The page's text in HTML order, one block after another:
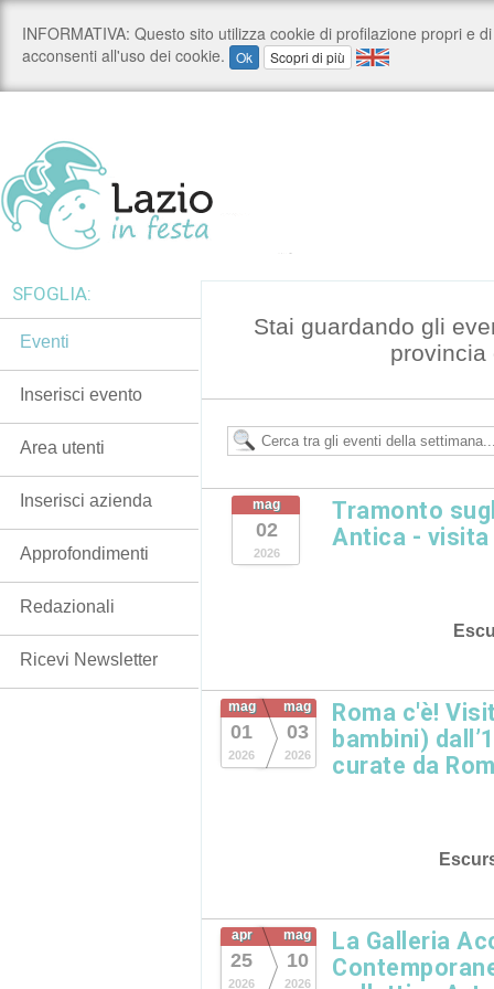
Stai guardando gli
provincia
mag
02
2026
Tramonto
Antica - visita
mag
01
2026
mag
03
2026
Roma c'è!
bambini)
curate da
apr
25
2026
mag
10
2026
La Galleria
SFOGLIA:
Eventi
Inserisci evento
Area utenti
Inserisci azienda
Approfondimenti
Redazionali
Ricevi Newsletter